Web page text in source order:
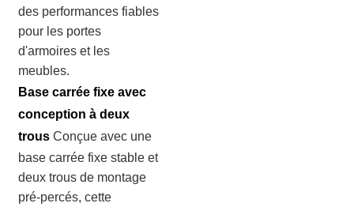
des performances fiables
pour les portes
d'armoires et les
meubles.
Base carrée fixe avec
conception à deux
trous Conçue avec une
base carrée fixe stable et
deux trous de montage
pré-percés, cette